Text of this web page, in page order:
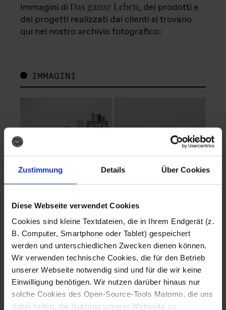
Zustimmung Details Über Cookies
Diese Webseite verwendet Cookies
Cookies sind kleine Textdateien, die in Ihrem Endgerät (z.
B. Computer, Smartphone oder Tablet) gespeichert
werden und unterschiedlichen Zwecken dienen können.
Wir verwenden technische Cookies, die für den Betrieb
unserer Webseite notwendig sind und für die wir keine
Einwilligung benötigen. Wir nutzen darüber hinaus nur
solche Cookies des Open-Source-Tools Matomo, die uns
dabei helfen, die Nutzung unserer Webseite zu
Immagini di Das ganze Leben, dei prodotti e
dei progetti realizzati dai clienti si trovano
qui nel nostro archivio fotografico:
IMMAGINI
Fotografo: Lorenz
Sternbach
Download
Fotografo: Lorenz
Sternbach
Download